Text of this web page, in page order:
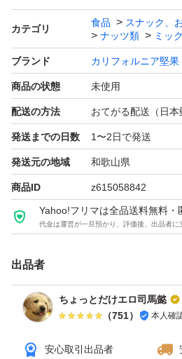
香ばしさと新鮮さが長持ちする
ピーナッツ使用、油・食塩・保
わず、ナッツ本来の味わい。サク
み。
賞味期限 2027.6.15
発送は商品をそのまま宅配用の
ケットポストにて発送いたします
【カテゴリ】ミックスナッツ
【商品の状態】未使用
【内容量】１ｋｇ
レイックピーナッツ
カテゴリ
食品
スナック、
ナッツ類
ミッ
ブランド カリフォルニア堅果
商品の状態 未使用
配送の方法 おてがる配送（日本
発送までの日数 1〜2日で発送
発送元の地域 和歌山県
商品ID z615058842
Yahoo!フリマは全品送料無料・
代金は運営が一旦預かり、評価後、出品者に
出品者
ちょっとだけエロ司馬懿
（751） 本人確
安心取引出品者